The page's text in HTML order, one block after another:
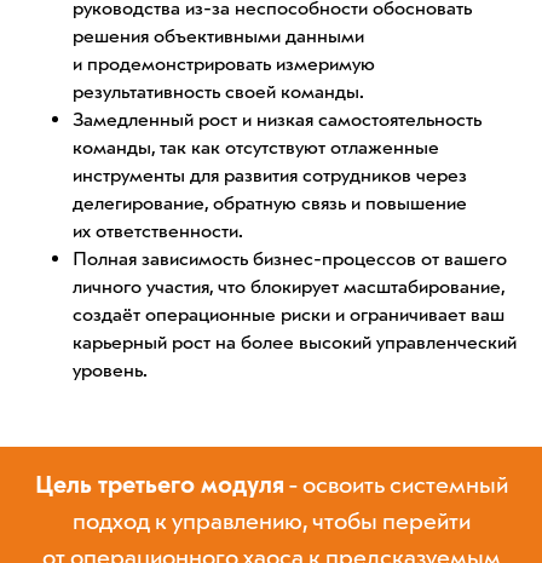
руководства из-за неспособности обосновать
решения объективными данными
и продемонстрировать измеримую
результативность своей команды.
Замедленный рост и низкая самостоятельность
команды, так как отсутствуют отлаженные
инструменты для развития сотрудников через
делегирование, обратную связь и повышение
их ответственности.
Полная зависимость бизнес-процессов от вашего
личного участия, что блокирует масштабирование,
создаёт операционные риски и ограничивает ваш
карьерный рост на более высокий управленческий
уровень.
Цель третьего модуля - освоить системный
подход к управлению, чтобы перейти
от операционного хаоса к предсказуемым